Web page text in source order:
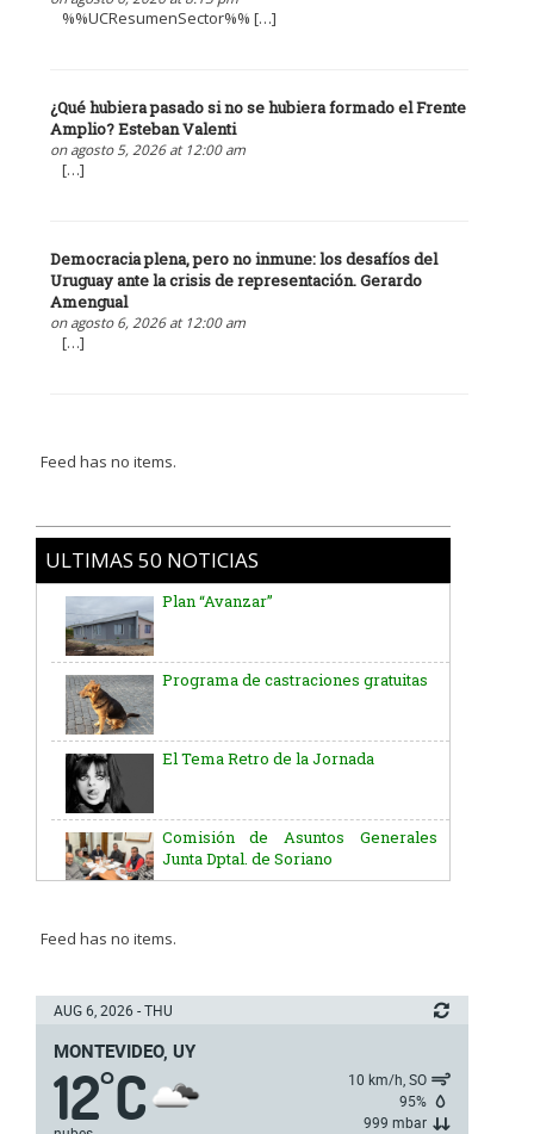
%%UCResumenSector%% […]
¿Qué hubiera pasado si no se hubiera formado el Frente
Amplio? Esteban Valenti
on agosto 5, 2026 at 12:00 am
[…]
Democracia plena, pero no inmune: los desafíos del
Uruguay ante la crisis de representación. Gerardo
Amengual
on agosto 6, 2026 at 12:00 am
[…]
Feed has no items.
ULTIMAS 50 NOTICIAS
Plan “Avanzar”
Programa de castraciones gratuitas
El Tema Retro de la Jornada
Comisión de Asuntos Generales
Junta Dptal. de Soriano
José G. Artigas
Batallón “Asencio” de Infantería N° 5
Feed has no items.
AUG 6, 2026 - THU
MONTEVIDEO, UY
12°C
10 km/h, SO
95%
999 mbar